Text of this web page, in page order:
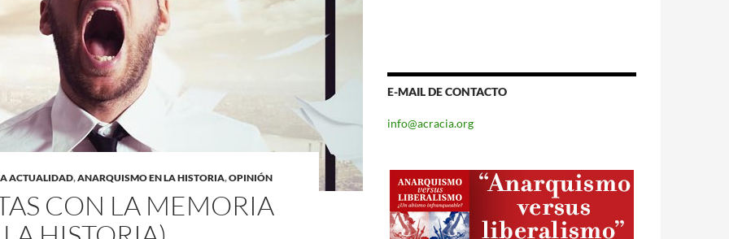
ACTUALIDAD,ANARQUISMO EN LA HISTORIA,OPINIÓN
CON LA MEMORIA
E-MAIL DE CONTACTO
info@acracia.org